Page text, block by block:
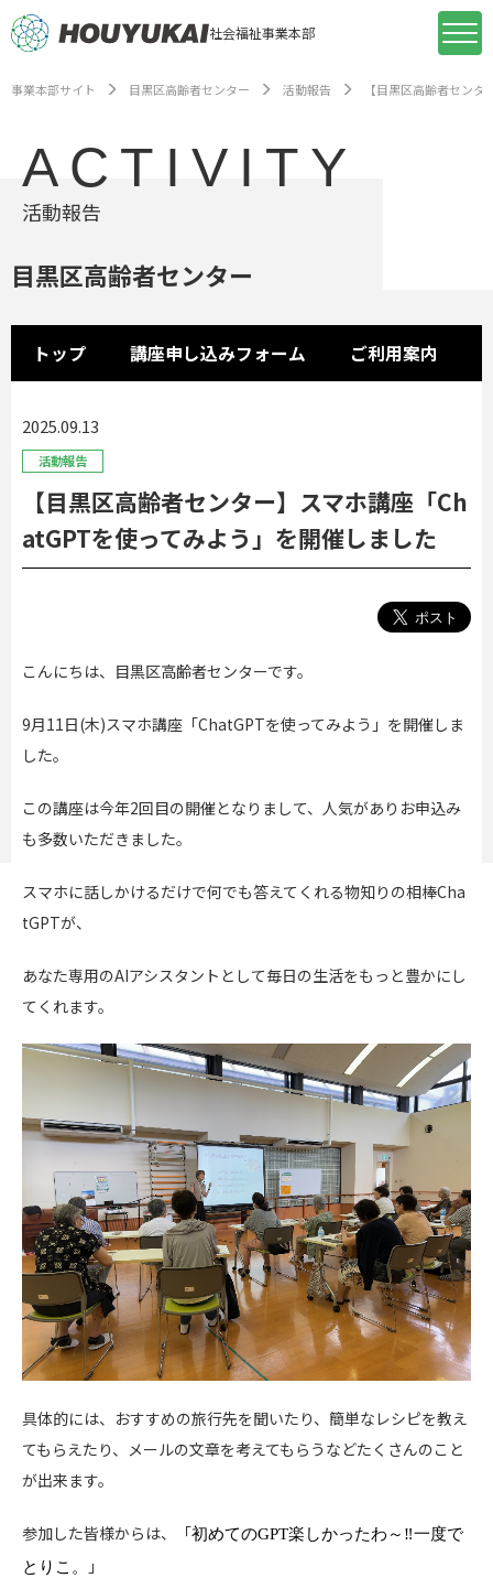
社会福祉事業本部
事業本部サイト 目黒区高齢者センター 活動報告 【目黒区高齢者セン
ACTIVITY
活動報告
目黒区高齢者センター
トップ 講座申し込みフォーム ご利用案内
2025.09.13
活動報告
【目黒区高齢者センター】スマホ講座「Ch
atGPTを使ってみよう」を開催しました
こんにちは、目黒区高齢者センターです。
9月11日(木)スマホ講座「ChatGPTを使ってみよう」を開催しま
した。
この講座は今年2回目の開催となりまして、人気がありお申込み
も多数いただきました。
スマホに話しかけるだけで何でも答えてくれる物知りの相棒Cha
tGPTが、
あなた専用のAIアシスタントとして毎日の生活をもっと豊かにし
てくれます。
具体的には、おすすめの旅行先を聞いたり、簡単なレシピを教え
てもらえたり、メールの文章を考えてもらうなどたくさんのこと
が出来ます。
参加した皆様からは、「初めてのGPT楽しかったわ～ ‼一度で
とりこ。
」